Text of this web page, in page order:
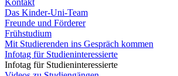
Kontakt
Das Kinder-Uni-Team
Freunde und Förderer
Frühstudium
Mit Studierenden ins Gespräch kommen
Infotag für Studieninteressierte
Infotag für Studieninteressierte